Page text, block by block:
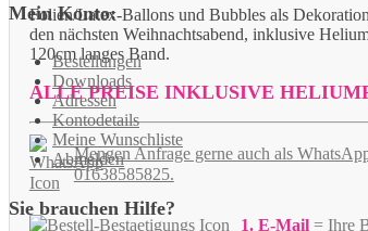
Mein Konto:
Bestellungen
Downloads
Adressen
Kontodetails
Meine Wunschliste
Abmelden
Sie brauchen Hilfe?
Folien/Latex-Ballons und Bubbles als
den nächsten Weihnachtsabend, inklusive
120cm langes Band.
ALLE PREISE INKLUSIVE
Mengen Anfrage gerne auch als
01638585825.
1. E-Mail= Ihre